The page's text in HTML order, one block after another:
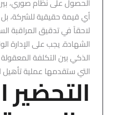
الحصول على نظام صوري،
أي قيمة حقيقية للشركة،
لاحقاً في تدقيق المراقبة
الشهادة. يجب على الإدارة
الذكي بين التكلفة
التي ستقدمها عملية تأهيل
التحضير